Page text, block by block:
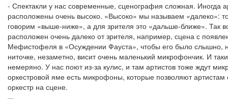
- Спектакли у нас современные, сценография сложная. Иногда
расположены очень высоко. «Высоко» мы называем «далеко»:
говорим «выше-ниже», а для зрителя это «дальше-ближе». Так
расположен очень далеко от зрителя, например, сцена с
Мефистофеля в «Осуждении Фауста», чтобы его было слышно,
ниточке, незаметно, висит очень маленький микрофончик. И
немеряно. У нас поют из-за кулис, и там артистов тоже ждут
оркестровой яме есть микрофоны, которые позволяют
оркестр на сцене.